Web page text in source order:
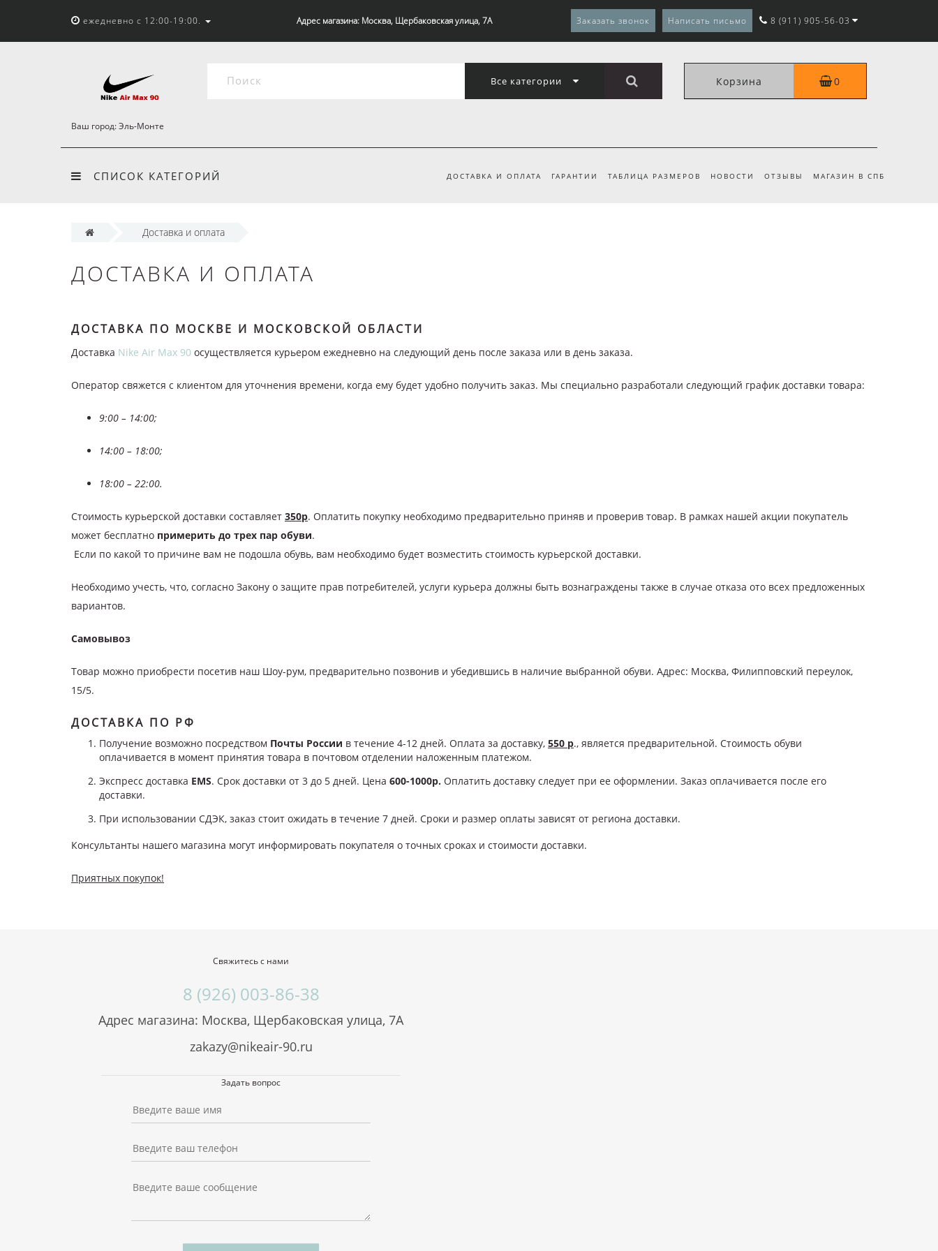
ежедневно с 12:00-19:00. Адрес магазина: Москва, Щербаковская улица, 7А Заказать звонок Написать письмо 8 (911) 905-56-03
Все категории Корзина 0
Ваш город:Эль-Монте
СПИСОК КАТЕГОРИЙ ДОСТАВКА И ОПЛАТА ГАРАНТИИ ТАБЛИЦА РАЗМЕРОВ НОВОСТИ ОТЗЫВЫ МАГАЗИН В СПБ
Доставка и оплата
ДОСТАВКА И ОПЛАТА
ДОСТАВКА ПО МОСКВЕ И МОСКОВСКОЙ ОБЛАСТИ
Доставка Nike Air Max 90 осуществляется курьером ежедневно на следующий день после заказа или в день заказа.
Оператор свяжется с клиентом для уточнения времени, когда ему будет удобно получить заказ. Мы специально разработали следующий график доставки товара:
9:00 – 14:00;
14:00 – 18:00;
18:00 – 22:00.
Стоимость курьерской доставки составляет 350р. Оплатить покупку необходимо предварительно приняв и проверив товар. В рамках нашей акции покупатель
может бесплатно примерить до трех пар обуви.
Если по какой то причине вам не подошла обувь, вам необходимо будет возместить стоимость курьерской доставки.
Необходимо учесть, что, согласно Закону о защите прав потребителей, услуги курьера должны быть вознаграждены также в случае отказа ото всех предложенных
вариантов.
Самовывоз
Товар можно приобрести посетив наш Шоу-рум, предварительно позвонив и убедившись в наличие выбранной обуви. Адрес: Москва, Филипповский переулок,
15/5.
ДОСТАВКА ПО РФ
Получение возможно посредством Почты России в течение 4-12 дней. Оплата за доставку, 550 р., является предварительной. Стоимость обуви
оплачивается в момент принятия товара в почтовом отделении наложенным платежом.
Экспресс доставка EMS. Срок доставки от 3 до 5 дней. Цена 600-1000р. Оплатить доставку следует при ее оформлении. Заказ оплачивается после его
доставки.
При использовании СДЭК, заказ стоит ожидать в течение 7 дней. Сроки и размер оплаты зависят от региона доставки.
Консультанты нашего магазина могут информировать покупателя о точных сроках и стоимости доставки.
Приятных покупок!
Свяжитесь с нами
8 (926) 003-86-38
Адрес магазина: Москва, Щербаковская улица, 7А
zakazy@nikeair-90.ru
Задать вопрос